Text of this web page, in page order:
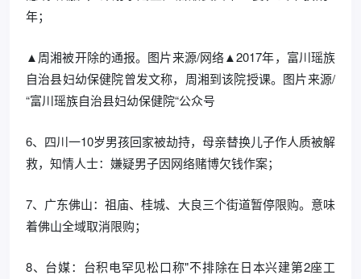
年；
▲周湘被开除的通报。图片来源/网络▲2017年，富川瑶族
自治县妇幼保健院曾发文称，周湘到该院授课。图片来源/
“富川瑶族自治县妇幼保健院“公众号
6、四川一10岁男孩回家被劫持，母亲替换儿子作人质被解
救，知情人士：嫌疑男子因网络赌博欠钱作案；
7、广东佛山：祖庙、桂城、大良三个街道暂停限购。意味
着佛山全域取消限购；
8、台媒：台积电罕见松口称"不排除在日本兴建第2座工